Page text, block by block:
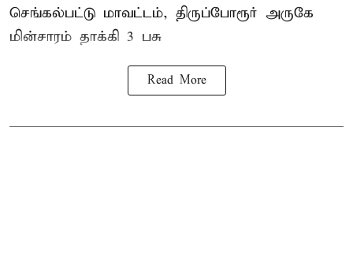
செங்கல்பட்டு மாவட்டம், திருப்போரூர் அருகே
மின்சாரம் தாக்கி 3 பசு
Read More